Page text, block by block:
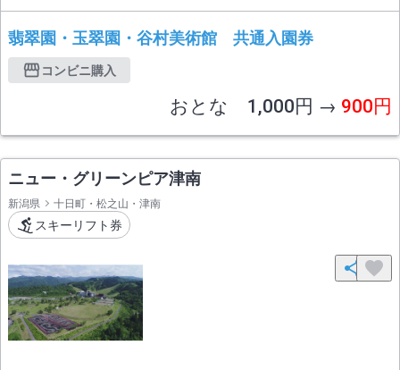
翡翠園・玉翠園・谷村美術館 共通入園券
コンビニ購入
おとな 1,000円 → 900円
ニュー・グリーンピア津南
新潟県 十日町・松之山・津南
スキーリフト券